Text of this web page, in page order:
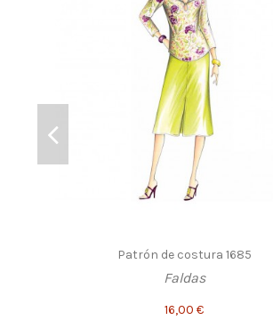
Patrón de costura 1685
Faldas
16,00 €